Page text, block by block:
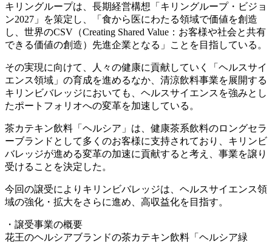
キリングループは、長期経営構想「キリングループ・ビジョ
ン2027」を策定し、「食から医にわたる領域で価値を創造
し、世界のCSV（Creating Shared Value：お客様や社会と共有
できる価値の創造）先進企業となる」ことを目指している。
その実現に向けて、人々の健康に貢献していく「ヘルスサイ
エンス領域」の育成を進めるなか、清涼飲料事業を展開する
キリンビバレッジにおいても、ヘルスサイエンスを強みとし
たポートフォリオへの変革を加速している。
茶カテキン飲料「ヘルシア」は、健康茶系飲料のロングセラ
ーブランドとして多くのお客様に支持されており、キリンビ
バレッジが進める変革の加速に貢献すると考え、事業を譲り
受けることを決定した。
今回の譲受によりキリンビバレッジは、ヘルスサイエンス領
域の強化・拡大をさらに進め、高収益化を目指す。
・譲受事業の概要
花王のヘルシアブランドの茶カテキン飲料「ヘルシア緑